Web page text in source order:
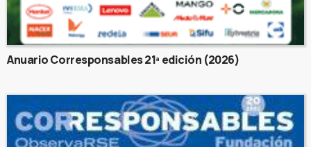
Anuario Corresponsables 21ª edición (2026)